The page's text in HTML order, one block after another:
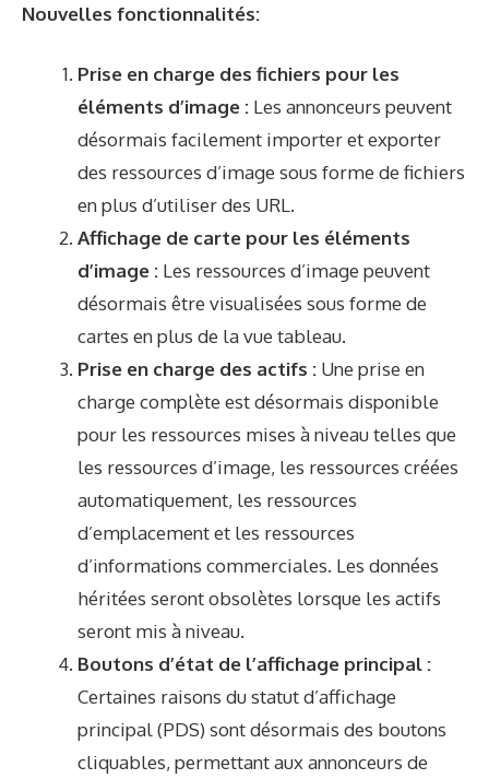
Nouvelles fonctionnalités:
Prise en charge des fichiers pour les
éléments d’image : Les annonceurs peuvent
désormais facilement importer et exporter
des ressources d’image sous forme de fichiers
en plus d’utiliser des URL.
Affichage de carte pour les éléments
d’image : Les ressources d’image peuvent
désormais être visualisées sous forme de
cartes en plus de la vue tableau.
Prise en charge des actifs : Une prise en
charge complète est désormais disponible
pour les ressources mises à niveau telles que
les ressources d’image, les ressources créées
automatiquement, les ressources
d’emplacement et les ressources
d’informations commerciales. Les données
héritées seront obsolètes lorsque les actifs
seront mis à niveau.
Boutons d’état de l’affichage principal :
Certaines raisons du statut d’affichage
principal (PDS) sont désormais des boutons
cliquables, permettant aux annonceurs de